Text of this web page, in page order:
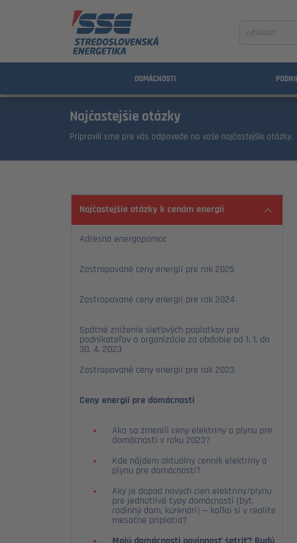
Zadajte
výraz
vyhľadanie
DOMÁCNOSTI
Najčastejšie otázky
Pripravili sme pre vás odpovede na vaše najčastejšie otázky.
Najčastejšie otázky k cenám energií
Adresná energopomoc
Zastropované ceny energií pre rok 2025
Zastropované ceny energií pre rok 2024
Spätné zníženie sieťových poplatkov pre
podnikateľov a organizácie za obdobie od 1. 1. do
30. 4. 2023
Zastropované ceny energií pre rok 2023
Ceny energií pre domácnosti
Ako sa zmenili ceny elektriny a plynu pre
domácnosti v roku 2023?
Kde nájdem aktuálny cenník elektriny a
plynu pre domácnosti?
Aký je dopad nových cien elektriny/plynu
pre jednotlivé typy domácnosti (byt,
rodinný dom, kúrenári) – koľko si v realite
mesačne priplatia?